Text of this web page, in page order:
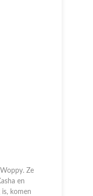
Ze
en
komen